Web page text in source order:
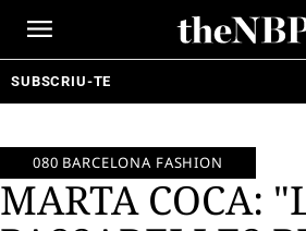
SUBSCRIU-TE
080 BARCELONA FASHION
MARTA COCA: